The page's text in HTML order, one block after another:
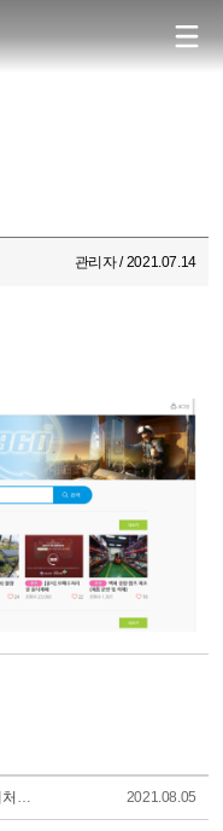
관리자 / 2021.07.14
[안전을 만나는 시간] 중대재해처벌법 2021.08.05